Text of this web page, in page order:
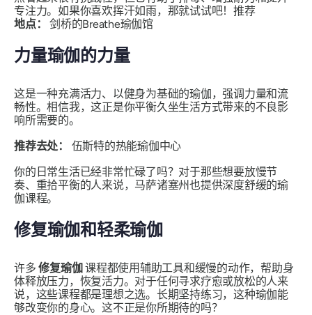
专注力。如果你喜欢挥汗如雨，那就试试吧！推荐
地点：剑桥的Breathe瑜伽馆
力量瑜伽的力量
这是一种充满活力、以健身为基础的瑜伽，强调力量和流
畅性。相信我，这正是你平衡久坐生活方式带来的不良影
响所需要的。
推荐去处：
伍斯特的热能瑜伽中心
你的日常生活已经非常忙碌了吗？对于那些想要放慢节
奏、重拾平衡的人来说，马萨诸塞州也提供深度舒缓的瑜
伽课程。
修复瑜伽和轻柔瑜伽
许多 修复瑜伽课程都使用辅助工具和缓慢的动作，帮助身
体释放压力，恢复活力。对于任何寻求疗愈或放松的人来
说，这些课程都是理想之选。长期坚持练习，这种瑜伽能
够改变你的身心。这不正是你所期待的吗？